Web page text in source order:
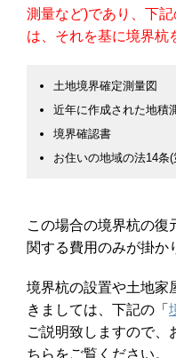
測量など)であり、下
は、それを基に境界杭
土地境界確定測量図
近年に作成された地積
境界確認書
お住いの地域の法14条
この場合の境界杭の復
関する費用のみが掛か
境界杭の設置や土地家
きましては、下記の「
ご説明致しますので、
ちらをご覧ください。